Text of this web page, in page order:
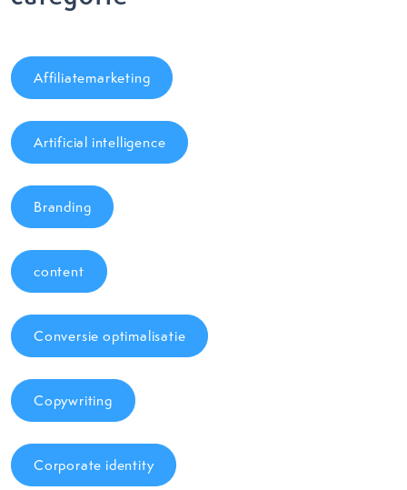
Affiliatemarketing
Artificial intelligence
Branding
content
Conversie optimalisatie
Copywriting
Corporate identity